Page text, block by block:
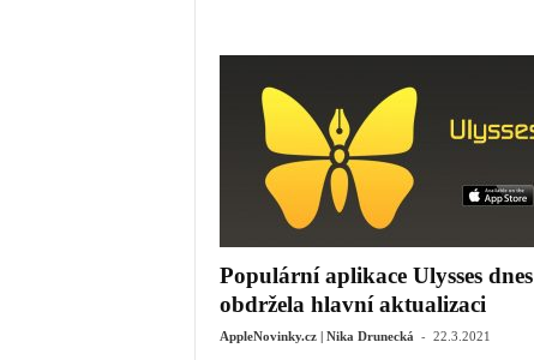
Populární aplikace Ulysses dnes
obdržela hlavní aktualizaci
AppleNovinky.cz | Nika Drunecká - 22.3.2021